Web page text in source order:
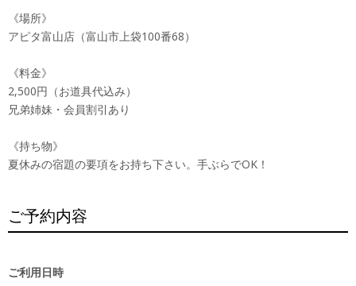
《場所》
アピタ富山店（富山市上袋100番68）
《料金》
2,500円（お道具代込み）
兄弟姉妹・会員割引あり
《持ち物》
夏休みの宿題の要項をお持ち下さい。手ぶらでOK！
ご予約内容
ご利用日時